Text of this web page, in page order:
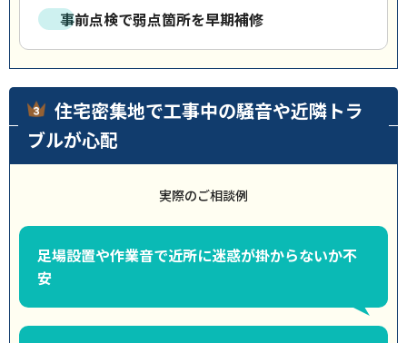
事前点検で弱点箇所を早期補修
住宅密集地で工事中の騒音や近隣トラ
ブルが心配
実際のご相談例
足場設置や作業音で近所に迷惑が掛からないか不
安